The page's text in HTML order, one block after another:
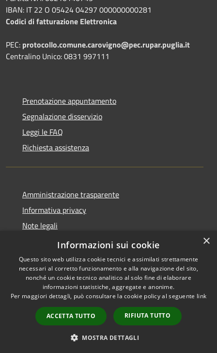
IBAN: IT 22 O 05424 04297 000000000281
Codici di fatturazione Elettronica
PEC: protocollo.comune.carovigno@pec.rupar.puglia.it
Centralino Unico: 0831 997111
Prenotazione appuntamento
Segnalazione disservizio
Leggi le FAQ
Richiesta assistenza
Amministrazione trasparente
Informativa privacy
Note legali
Dichiarazione di accessibilità
Accessibilità
Copyright © 2026 • Comune di
Carovigno • Powered by
Municipium•
Accesso
redazione
×
Informazioni sui cookie
Questo sito web utilizza cookie tecnici e assimilati strettamente
necessari al corretto funzionamento e alla navigazione del sito,
nonché un cookie tecnico analitico al solo fine di elaborare
informazioni statistiche, aggregate e anonime.
Per maggiori dettagli, può consultare la cookie policy al seguente link
ACCETTA TUTTO RIFIUTA TUTTO
MOSTRA DETTAGLI